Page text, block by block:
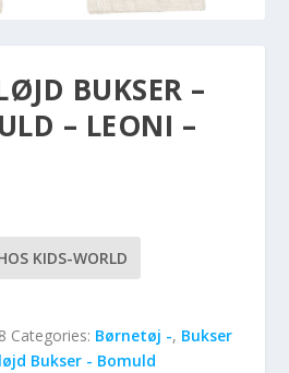
BUKSER –
– LEONI –
KIDS-WORLD
Categories: Børnetøj -, Bukser
Bukser - Bomuld